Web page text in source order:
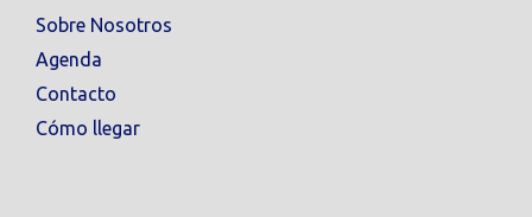
Sobre Nosotros
Agenda
Contacto
Cómo llegar